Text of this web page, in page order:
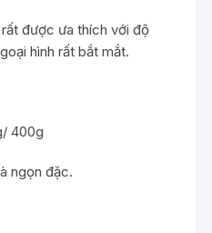
được ưa thích với độ
hình rất bắt mắt.
400g
ngọn đặc.